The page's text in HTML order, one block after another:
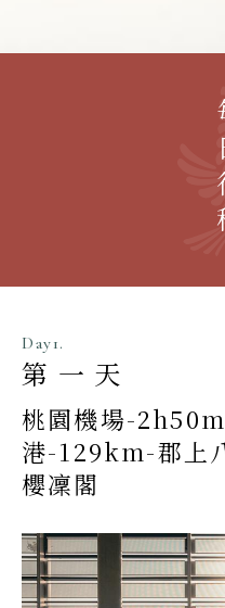
Day1.
第一天
桃園機場-
港-129km-郡上
櫻凜閣